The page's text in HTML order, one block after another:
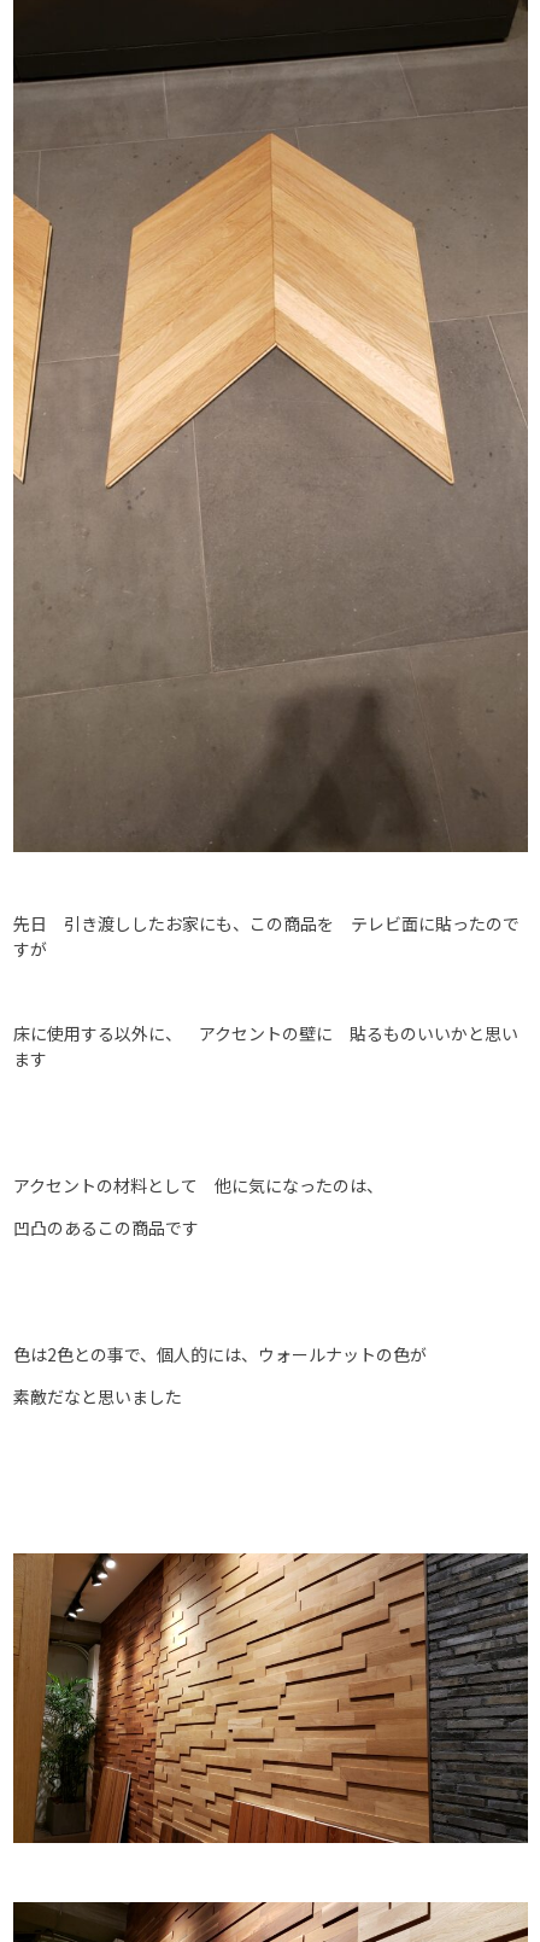
先日 引き渡ししたお家にも、この商品を テレビ面に貼ったので
すが
床に使用する以外に、 アクセントの壁に 貼るものいいかと思い
ます
アクセントの材料として 他に気になったのは、
凹凸のあるこの商品です
色は2色との事で、個人的には、ウォールナットの色が
素敵だなと思いました